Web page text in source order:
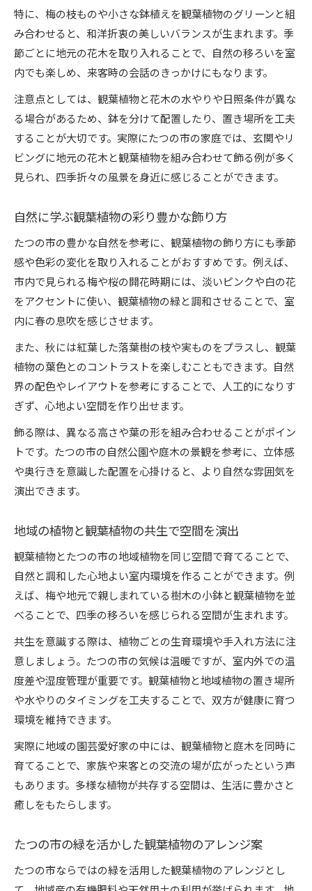
特に、梅の枝ものや小さな鉢植えを観葉植物のグリーンと組
み合わせると、和洋折衷の美しいバランスが生まれます。季
節ごとに地元の花木を取り入れることで、自然の移ろいを室
内でも楽しめ、来客時の会話のきっかけにもなります。
注意点としては、観葉植物と花木の水やりや日照条件が異な
る場合があるため、鉢を分けて配置したり、置き場所を工夫
することが大切です。実際にたつの市の家庭では、玄関やリ
ビングに地元の花木と観葉植物を組み合わせて飾る例が多く
見られ、四季折々の風景を身近に感じることができます。
自然に学ぶ観葉植物の彩り豊かな飾り方
たつの市の豊かな自然を参考に、観葉植物の飾り方にも季節
感や色彩の変化を取り入れることがおすすめです。例えば、
市内で見られる梅や桜の開花時期には、淡いピンクや白の花
をアクセントに使い、観葉植物の緑と調和させることで、室
内に春の息吹を感じさせます。
また、秋には紅葉した落葉樹の枝や実ものをプラスし、観葉
植物の葉色とのコントラストを楽しむこともできます。自然
界の配色やレイアウトを参考にすることで、人工的になりす
ぎず、心地よい空間を作り出せます。
飾る際は、異なる高さや葉の形を組み合わせることがポイン
トです。たつの市の自然公園や庭木の景観を参考に、立体感
や奥行きを意識した配置を心掛けると、より自然な雰囲気を
演出できます。
地域の植物と観葉植物の共生で空間を演出
観葉植物とたつの市の地域植物を同じ空間で育てることで、
自然と調和した心地よい室内環境を作ることができます。例
えば、梅や地元で親しまれている樹木の小鉢と観葉植物を並
べることで、四季の移ろいを感じられる空間が生まれます。
共生を意識する際は、植物ごとの生育環境や手入れ方法に注
意しましょう。たつの市の気候は温暖ですが、室内外での温
度差や湿度管理が重要です。観葉植物と地域植物の置き場所
や水やりのタイミングを工夫することで、双方が健康に育つ
環境を維持できます。
実際に地域の園芸愛好家の中には、観葉植物と庭木を同時に
育てることで、家族や来客との交流の場が広がったという声
もあります。多様な植物が共存する空間は、生活に豊かさと
癒しをもたらします。
たつの市の緑を活かした観葉植物のアレンジ案
たつの市ならではの緑を活用した観葉植物のアレンジとし